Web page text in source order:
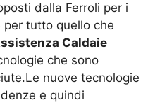
dalla Ferroli per i
tutto quello che
Caldaie
che sono
nuove tecnologie
e quindi